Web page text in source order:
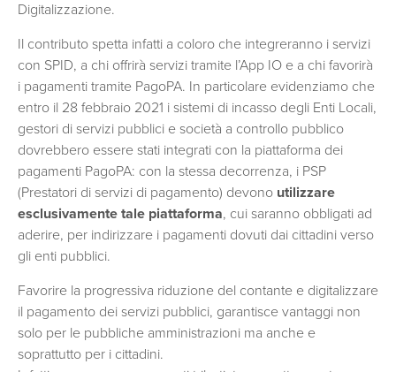
Digitalizzazione.
Il contributo spetta infatti a coloro che integreranno i servizi
con SPID, a chi offrirà servizi tramite l’App IO e a chi favorirà
i pagamenti tramite PagoPA. In particolare evidenziamo che
entro il 28 febbraio 2021 i sistemi di incasso degli Enti Locali,
gestori di servizi pubblici e società a controllo pubblico
dovrebbero essere stati integrati con la piattaforma dei
pagamenti PagoPA: con la stessa decorrenza, i PSP
(Prestatori di servizi di pagamento) devono utilizzare
esclusivamente tale piattaforma, cui saranno obbligati ad
aderire, per indirizzare i pagamenti dovuti dai cittadini verso
gli enti pubblici.
Favorire la progressiva riduzione del contante e digitalizzare
il pagamento dei servizi pubblici, garantisce vantaggi non
solo per le pubbliche amministrazioni ma anche e
soprattutto per i cittadini.